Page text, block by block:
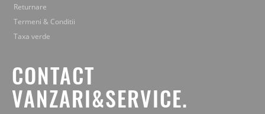
Returnare
Termeni & Conditii
Taxa verde
CONTACT
VANZARI&SERVICE.